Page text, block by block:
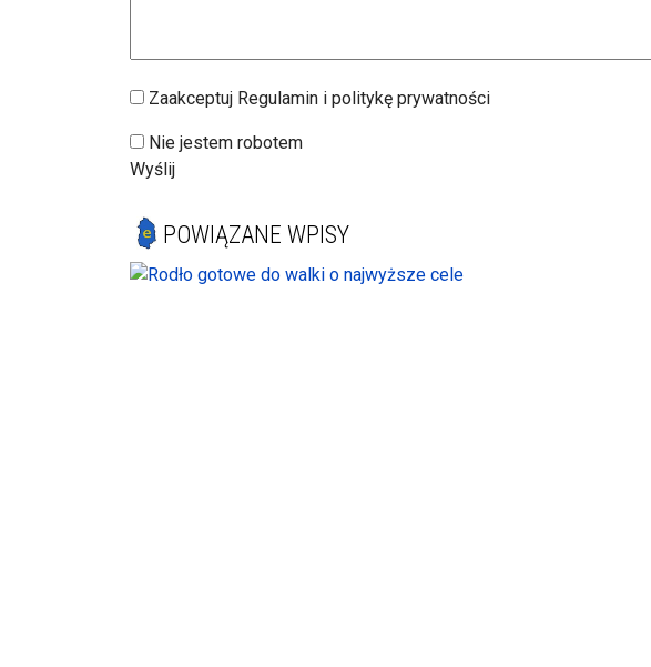
Zaakceptuj Regulamin i politykę prywatności
Nie jestem robotem
Wyślij
POWIĄZANE WPISY